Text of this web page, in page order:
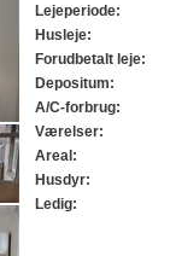
Lejeperiode:
Husleje:
Forudbetalt leje:
Depositum:
A/C-forbrug:
Værelser:
Areal:
Husdyr:
Ledig: